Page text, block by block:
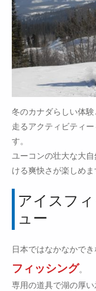
冬のカナダらしい体
走るアクティビティ
す。
ユーコンの壮大な大
ける爽快さが楽しめま
アイスフ
ュー
日本ではなかなかで
フィッシング。
専用の道具で湖の厚